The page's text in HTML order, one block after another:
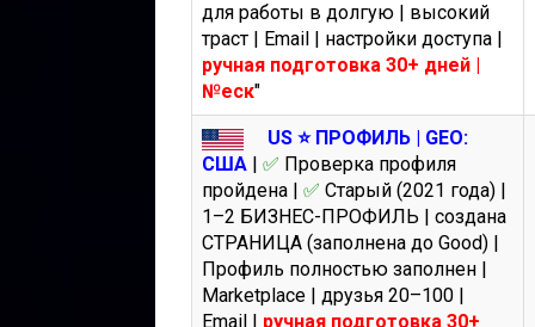
для работы в долгую | высокий
траст | Email | настройки доступа |
ручная подготовка 30+ дней |
№еск"
US ⭐️ ПРОФИЛЬ | GEO:
США | ✅ Проверка профиля
пройдена | ✅ Старый (2021 года) |
1–2 БИЗНЕС-ПРОФИЛЬ | создана
СТРАНИЦА (заполнена до Good) |
Профиль полностью заполнен |
Marketplace | друзья 20–100 |
Email | ручная подготовка 30+